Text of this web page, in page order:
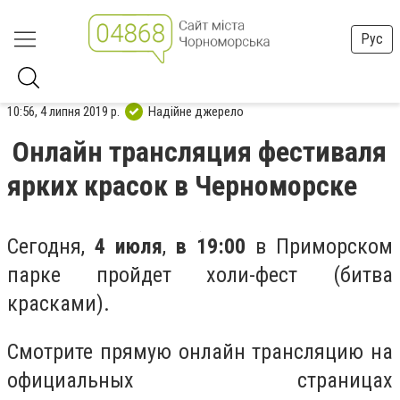
Рус
10:56, 4 липня 2019 р. Надійне джерело
Онлайн трансляция фестиваля
ярких красок в Черноморске
Сегодня, 4 июля, в 19:00 в Приморском
парке пройдет холи-фест (битва
красками).
Смотрите прямую онлайн трансляцию на
официальных страницах